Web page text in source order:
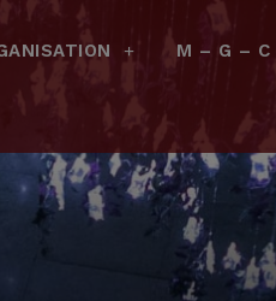
M – G – C